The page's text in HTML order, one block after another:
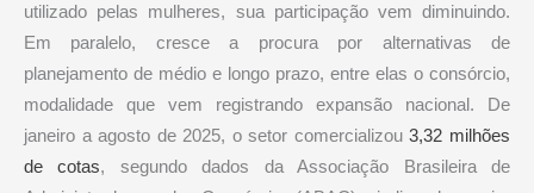
utilizado pelas mulheres, sua participação vem diminuindo.
Em paralelo, cresce a procura por alternativas de
planejamento de médio e longo prazo, entre elas o consórcio,
modalidade que vem registrando expansão nacional. De
janeiro a agosto de 2025, o setor comercializou3,32 milhões
de cotas, segundo dados da Associação Brasileira de